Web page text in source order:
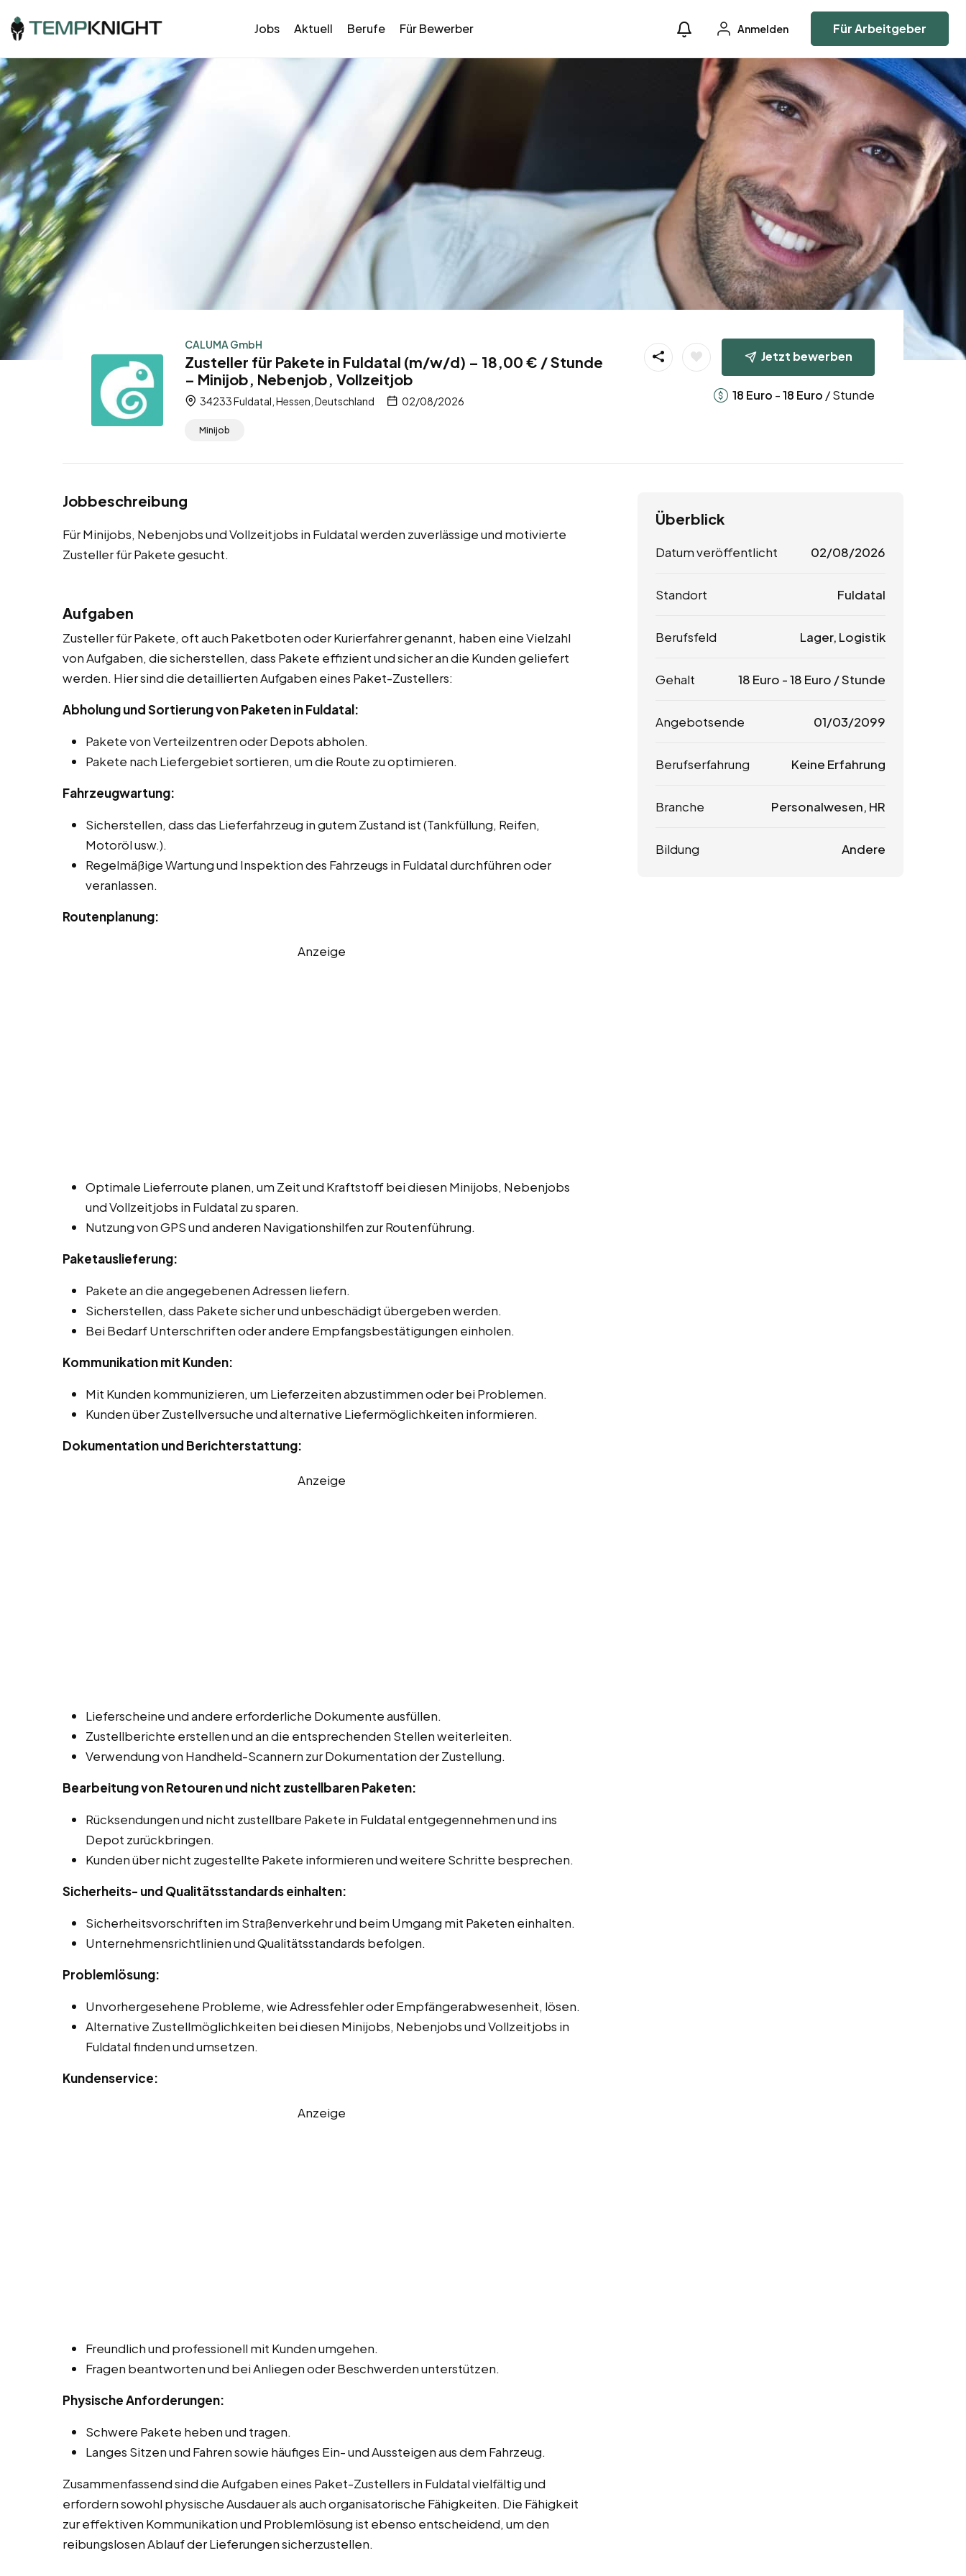
Jobs Aktuell Berufe Für Bewerber Anmelden Für Arbeitgeber
CALUMA GmbH
Zusteller für Pakete in Fuldatal (m/w/d) – 18,00 € / Stunde
– Minijob, Nebenjob, Vollzeitjob
34233 Fuldatal, Hessen, Deutschland 02/08/2026
Minijob
Jetzt bewerben
18 Euro -18 Euro / Stunde
Jobbeschreibung
Für Minijobs, Nebenjobs und Vollzeitjobs in Fuldatal werden zuverlässige und motivierte
Zusteller für Pakete gesucht.
Aufgaben
Zusteller für Pakete, oft auch Paketboten oder Kurierfahrer genannt, haben eine Vielzahl
von Aufgaben, die sicherstellen, dass Pakete effizient und sicher an die Kunden geliefert
werden. Hier sind die detaillierten Aufgaben eines Paket-Zustellers:
Abholung und Sortierung von Paketen in Fuldatal:
Pakete von Verteilzentren oder Depots abholen.
Pakete nach Liefergebiet sortieren, um die Route zu optimieren.
Fahrzeugwartung:
Sicherstellen, dass das Lieferfahrzeug in gutem Zustand ist (Tankfüllung, Reifen,
Motoröl usw.).
Regelmäßige Wartung und Inspektion des Fahrzeugs in Fuldatal durchführen oder
veranlassen.
Routenplanung:
Anzeige
Optimale Lieferroute planen, um Zeit und Kraftstoff bei diesen Minijobs, Nebenjobs
und Vollzeitjobs in Fuldatal zu sparen.
Nutzung von GPS und anderen Navigationshilfen zur Routenführung.
Paketauslieferung:
Pakete an die angegebenen Adressen liefern.
Sicherstellen, dass Pakete sicher und unbeschädigt übergeben werden.
Bei Bedarf Unterschriften oder andere Empfangsbestätigungen einholen.
Kommunikation mit Kunden:
Mit Kunden kommunizieren, um Lieferzeiten abzustimmen oder bei Problemen.
Kunden über Zustellversuche und alternative Liefermöglichkeiten informieren.
Dokumentation und Berichterstattung:
Anzeige
Lieferscheine und andere erforderliche Dokumente ausfüllen.
Zustellberichte erstellen und an die entsprechenden Stellen weiterleiten.
Verwendung von Handheld-Scannern zur Dokumentation der Zustellung.
Bearbeitung von Retouren und nicht zustellbaren Paketen:
Rücksendungen und nicht zustellbare Pakete in Fuldatal entgegennehmen und ins
Depot zurückbringen.
Kunden über nicht zugestellte Pakete informieren und weitere Schritte besprechen.
Sicherheits- und Qualitätsstandards einhalten:
Sicherheitsvorschriften im Straßenverkehr und beim Umgang mit Paketen einhalten.
Unternehmensrichtlinien und Qualitätsstandards befolgen.
Problemlösung:
Unvorhergesehene Probleme, wie Adressfehler oder Empfängerabwesenheit, lösen.
Alternative Zustellmöglichkeiten bei diesen Minijobs, Nebenjobs und Vollzeitjobs in
Fuldatal finden und umsetzen.
Kundenservice:
Anzeige
Freundlich und professionell mit Kunden umgehen.
Fragen beantworten und bei Anliegen oder Beschwerden unterstützen.
Physische Anforderungen:
Schwere Pakete heben und tragen.
Langes Sitzen und Fahren sowie häufiges Ein- und Aussteigen aus dem Fahrzeug.
Zusammenfassend sind die Aufgaben eines Paket-Zustellers in Fuldatal vielfältig und
erfordern sowohl physische Ausdauer als auch organisatorische Fähigkeiten. Die Fähigkeit
zur effektiven Kommunikation und Problemlösung ist ebenso entscheidend, um den
reibungslosen Ablauf der Lieferungen sicherzustellen.
Überblick
Datum veröffentlicht 02/08/2026
Standort Fuldatal
Berufsfeld Lager, Logistik
Gehalt 18 Euro -18 Euro / Stunde
Angebotsende 01/03/2099
Berufserfahrung Keine Erfahrung
Branche Personalwesen, HR
Bildung Andere